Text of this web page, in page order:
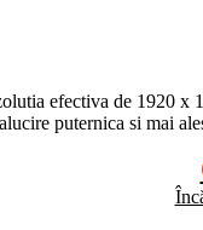
efectiva de 1920 x
puternica si mai